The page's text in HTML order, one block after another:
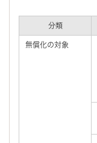
分類
無償化の対象